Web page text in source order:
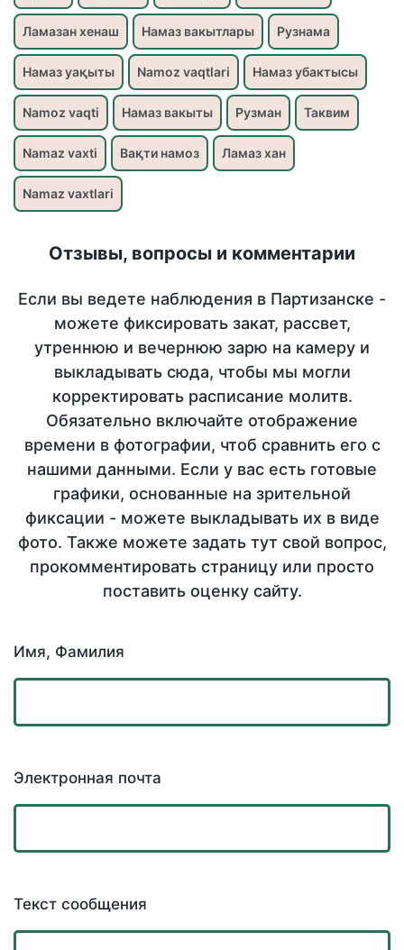
Ламазан хенаш Намаз вакытлары Рузнама
Намаз уақыты Namoz vaqtlari Намаз убактысы
Namoz vaqti Намаз вакыты Рузман Таквим
Namaz vaxti Вақти намоз Ламаз хан
Namaz vaxtlari
Отзывы, вопросы и комментарии
Если вы ведете наблюдения в Партизанске -
можете фиксировать закат, рассвет,
утреннюю и вечернюю зарю на камеру и
выкладывать сюда, чтобы мы могли
корректировать расписание молитв.
Обязательно включайте отображение
времени в фотографии, чтоб сравнить его с
нашими данными. Если у вас есть готовые
графики, основанные на зрительной
фиксации - можете выкладывать их в виде
фото. Также можете задать тут свой вопрос,
прокомментировать страницу или просто
поставить оценку сайту.
Имя, Фамилия
Электронная почта
Текст сообщения